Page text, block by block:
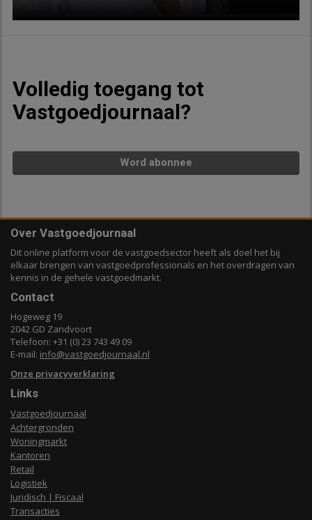
Volledig toegang tot
Vastgoedjournaal?
Word abonnee
Over Vastgoedjournaal
Dit online platform voor de vastgoedsector heeft als doel het bij
elkaar brengen van vastgoedprofessionals en het overdragen van
kennis in de gehele vastgoedmarkt.
Contact
Hogeweg 19
2042 GD Zandvoort
Telefoon: +31 (0) 23 743 49 09
E-mail: info@vastgoedjournaal.nl
Onze privacyverklaring
Links
Vastgoedjournaal
Achtergronden
Woningmarkt
Kantoren
Retail
Logistiek
Juridisch | Fiscaal
Transacties